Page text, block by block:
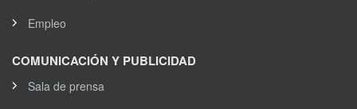
Empleo
COMUNICACIÓN Y PUBLICIDAD
Sala de prensa